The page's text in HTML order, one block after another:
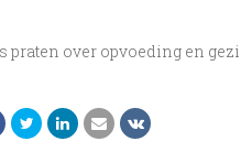
praten over opvoeding en